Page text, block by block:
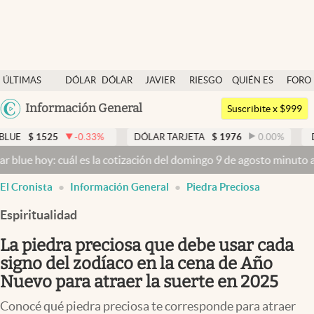
ÚLTIMAS
NOTICIAS
DÓLAR
DÓLAR
JAVIER
RIESGO
QUIÉN ES
QUIÉN
FORO
Argentina
México
Información General
Dólar
Members
Economía y Política
Finanzas y Mercados
Mercados Online
Negocios
Columnistas
Otras secciones
Apertura
Suscribite x $999
-0.33% DÓLAR TARJETA $ 1976 0.00% DÓLAR MEP
es la cotización del domingo 9 de agosto minuto a minuto
El Cronista Información General Piedra Preciosa
Espiritualidad
La piedra preciosa que debe usar cada
signo del zodíaco en la cena de Año
Nuevo para atraer la suerte en 2025
Conocé qué piedra preciosa te corresponde para atraer